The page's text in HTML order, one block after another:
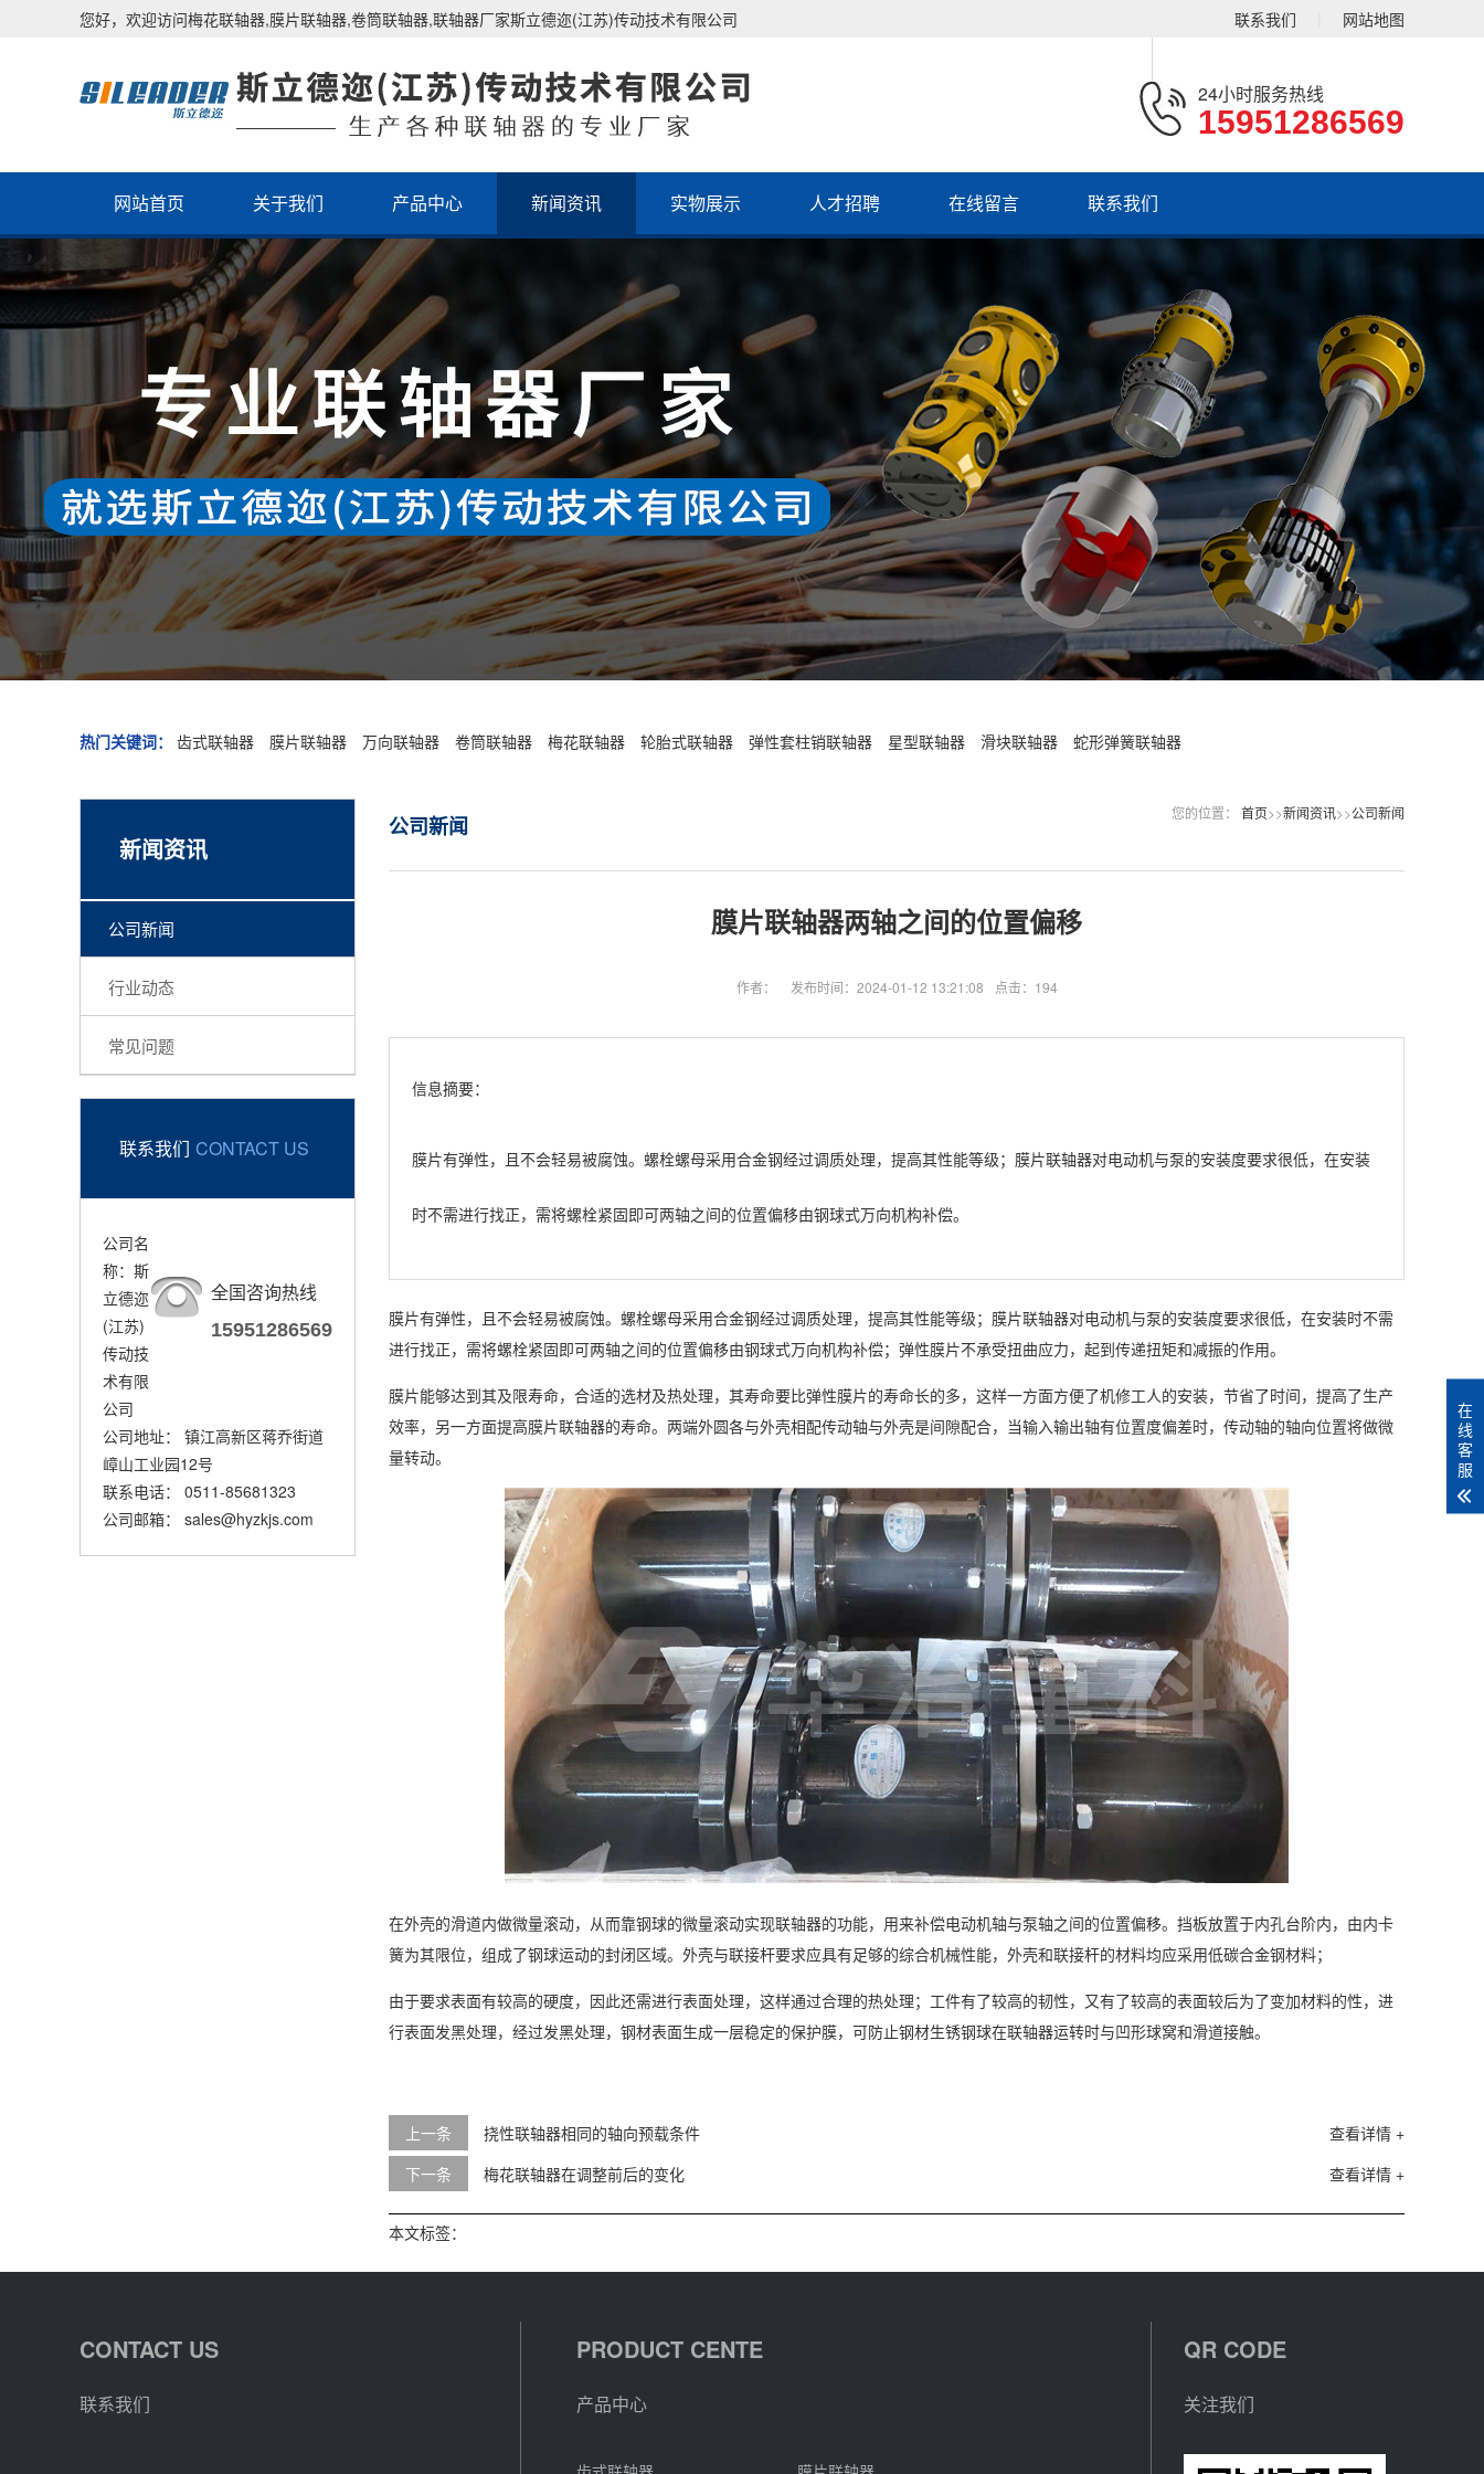
联系我们 网站地图
您好，欢迎访问梅花联轴器,膜片联轴器,卷筒联轴器,联轴器厂家斯立德迩(江苏)传动技术有限公司
24小时服务热线
15951286569
网站首页 关于我们 产品中心 新闻资讯 实物展示 人才招聘 在线留言 联系我们
热门关键词： 齿式联轴器 膜片联轴器 万向联轴器 卷筒联轴器 梅花联轴器 轮胎式联轴器 弹性套柱销联轴器 星型联轴器 滑块联轴器 蛇形弹簧联轴器
新闻资讯
公司新闻
行业动态
常见问题
联系我们 CONTACT US
全国咨询热线
15951286569
公司名
称：斯
立德迩
(江苏)
传动技
术有限
公司
公司地址： 镇江高新区蒋乔街道
嶂山工业园12号
联系电话： 0511-85681323
公司邮箱： sales@hyzkjs.com
您的位置： 首页>>新闻资讯>>公司新闻
公司新闻
膜片联轴器两轴之间的位置偏移
作者： 发布时间：2024-01-12 13:21:08 点击：194
信息摘要：
膜片有弹性，且不会轻易被腐蚀。螺栓螺母采用合金钢经过调质处理，提高其性能等级； 膜片联轴器对电动机与泵的安装度要求很低，在安装
时不需进行找正，需将螺栓紧固即可两轴之间的位置偏移由钢球式万向机构补偿。
膜片有弹性，且不会轻易被腐蚀。螺栓螺母采用合金钢经过调质处理，提高其性能等级； 膜片联轴器对电动机与泵的安装度要求很低，在安装时不需
进行找正，需将螺栓紧固即可两轴之间的位置偏移由钢球式万向机构补偿；弹性膜片不承受扭曲应力，起到传递扭矩和减振的作用。
膜片能够达到其及限寿命，合适的选材及热处理，其寿命要比弹性膜片的寿命长的多，这样一方面方便了机修工人的安装，节省了时间，提高了生产
效率，另一方面提高膜片联轴器的寿命。两端外圆各与外壳相配传动轴与外壳是间隙配合，当输入输出轴有位置度偏差时，传动轴的轴向位置将做微
量转动。
在外壳的滑道内做微量滚动，从而靠钢球的微量滚动实现联轴器的功能，用来补偿电动机轴与泵轴之间的位置偏移。挡板放置于内孔台阶内，由内卡
簧为其限位，组成了钢球运动的封闭区域。外壳与联接杆要求应具有足够的综合机械性能，外壳和联接杆的材料均应采用低碳合金钢材料；
由于要求表面有较高的硬度，因此还需进行表面处理，这样通过合理的热处理；工件有了较高的韧性，又有了较高的表面较后为了变加材料的性，进
行表面发黑处理，经过发黑处理，钢材表面生成一层稳定的保护膜，可防止钢材生锈钢球在联轴器运转时与凹形球窝和滑道接触。
上一条 查看详情 +
挠性联轴器相同的轴向预载条件
下一条
查看详情 +
梅花联轴器在调整前后的变化
本文标签：
CONTACT US
联系我们
PRODUCT CENTE
产品中心
QR CODE
关注我们
在
线
客
服